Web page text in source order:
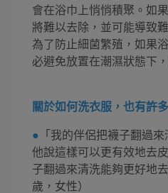
會在浴巾上悄悄積聚。如
將難以去除，並可能導致
為了防止細菌繁殖，如果
必避免放置在潮濕狀態下
關於如何洗衣服，也有許
● 「我的伴侶把襪子翻過
他說這樣可以更有效地去
子翻過來清洗能夠更好地
歲，女性）